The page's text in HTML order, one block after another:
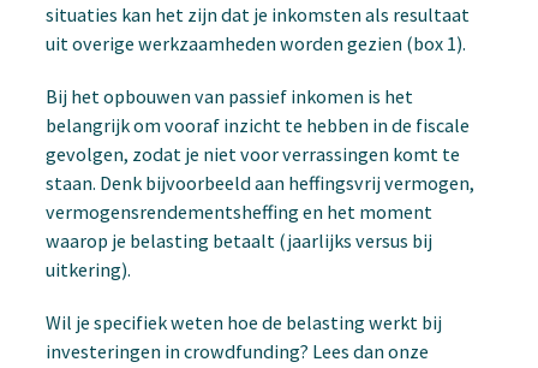
situaties kan het zijn dat je inkomsten als resultaat
uit overige werkzaamheden worden gezien (box 1).
Bij het opbouwen van passief inkomen is het
belangrijk om vooraf inzicht te hebben in de fiscale
gevolgen, zodat je niet voor verrassingen komt te
staan. Denk bijvoorbeeld aan heffingsvrij vermogen,
vermogensrendementsheffing en het moment
waarop je belasting betaalt (jaarlijks versus bij
uitkering).
Wil je specifiek weten hoe de belasting werkt bij
investeringen in crowdfunding? Lees dan onze